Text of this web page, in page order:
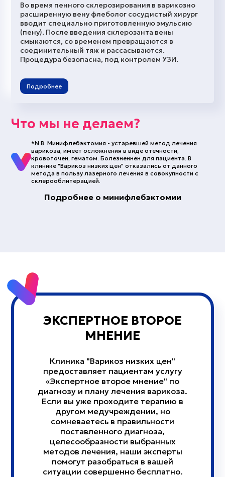
Во время пенного склерозирования в варикозно
расширенную вену флеболог сосудистый хирург
вводит специально приготовленную эмульсию
(пену). После введения склерозанта вены
смыкаются, со временем превращаются в
соединительный тяж и рассасываются.
Процедура безопасна, под контролем УЗИ.
Подробнее
Что мы не делаем?
*N.B. Минифлебэктомия - устаревшей метод лечения
варикоза, имеет осложнения в виде отечности,
кровоточен, гематом. Болезненнен для пациента. В
клинике "Варикоз низких цен" отказались от данного
метода в пользу лазерного лечения в совокупности с
склерооблитерацией.
Подробнее о минифлебэктомии
ЭКСПЕРТНОЕ ВТОРОЕ
МНЕНИЕ
Клиника "Варикоз низких цен"
предоставляет пациентам услугу
«Экспертное второе мнение" по
диагнозу и плану лечения варикоза.
Если вы уже проходите терапию в
другом медучреждении, но
сомневаетесь в правильности
поставленного диагноза,
целесообразности выбранных
методов лечения, наши эксперты
помогут разобраться в вашей
ситуации совершенно бесплатно.